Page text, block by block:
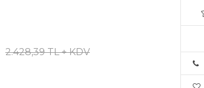
2.428,39 TL + KDV